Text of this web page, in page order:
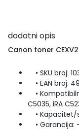
dodatni opis
Canon toner
• SKU broj:
• EAN broj:
•
C5035, iRA
• Kapacitet/
•